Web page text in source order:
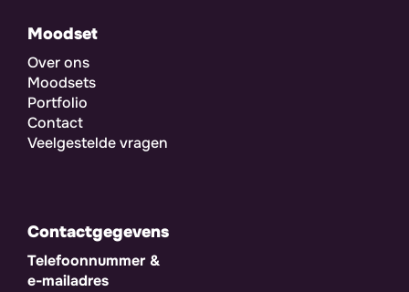
Moodset
Over ons
Moodsets
Portfolio
Contact
Veelgestelde vragen
Contactgegevens
Telefoonnummer &
e-mailadres